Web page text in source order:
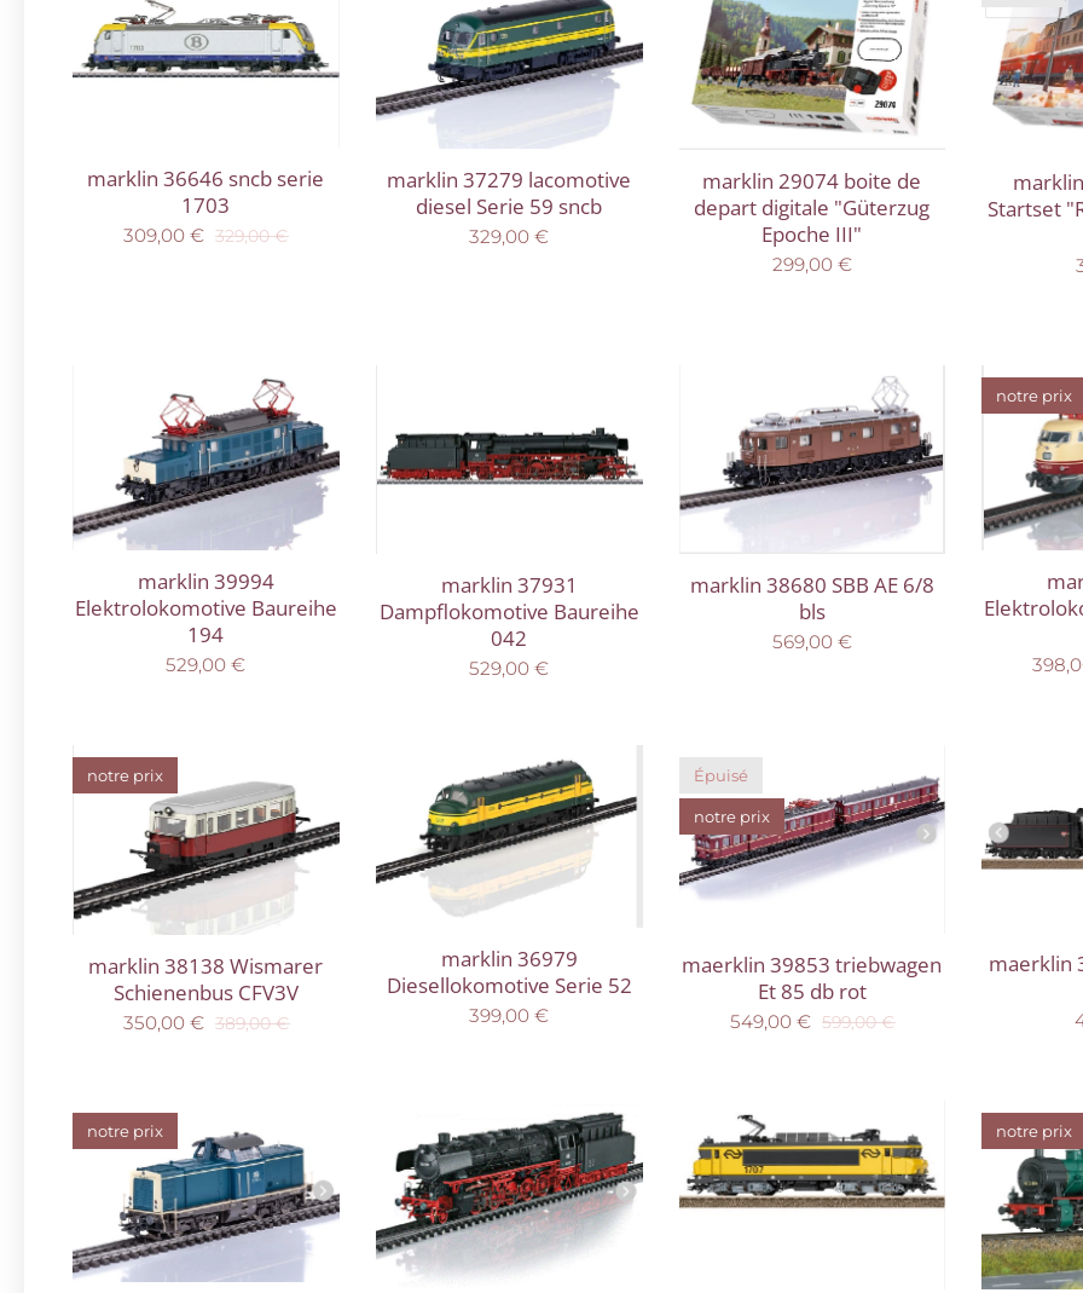
marklin 36646 sncb serie
1703
309,00 € 329,00€
marklin 37279 lacomotive
diesel Serie 59 sncb
329,00 €
marklin 29074 boite de
depart digitale "Güterzug
Epoche III"
299,00€
Startset
marklin 39994
Elektrolokomotive Baureihe
194
529,00 €
marklin 37931
Dampflokomotive Baureihe
042
529,00 €
marklin 38680 SBB AE 6/8
bls
569,00€
notre prix
marklin 38138 Wismarer
Schienenbus CFV3V
notre prix
350,00€ 389,00€
marklin 36979
Diesellokomotive Serie 52
399,00 €
maerklin 39853 triebwagen
Et 85 db rot
Épuisé
notre prix
549,00€ 599,00€
maerklin
notre prix notre prix